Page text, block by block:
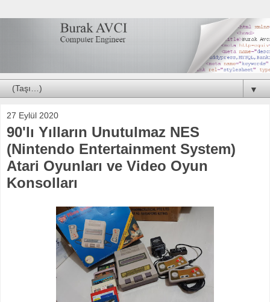
▼
27 Eylül 2020
90'lı Yılların Unutulmaz NES
(Nintendo Entertainment System)
Atari Oyunları ve Video Oyun
Konsolları